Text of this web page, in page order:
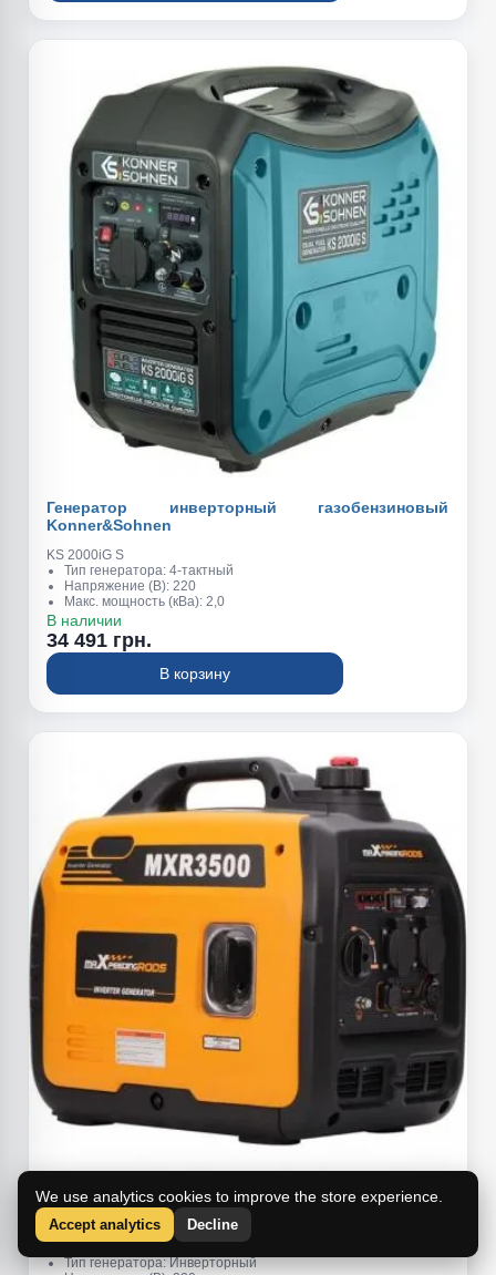
Генератор инверторный газобензиновый
Konner&Sohnen
KS 2000iG S
Тип генератора: 4-тактный
Напряжение (В): 220
Макс. мощность (кВа): 2,0
Обьем топливного бака (л): 5
Обьем масляного картера (л): 0,4
Вес (кг): 19
Размеры (см): 500×285×460 мм
В наличии
34 491 грн.
В корзину
Генератор бензиновый инверторный
MaXpeedingRods
Тип генератора: Инверторный
We use analytics cookies to improve the store experience.
Accept analytics Decline